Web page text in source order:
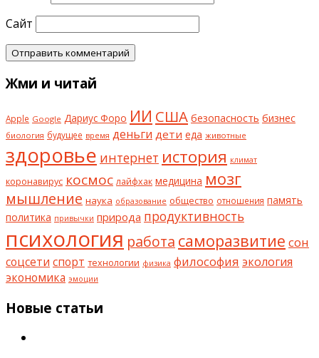
Сайт
Жми и читай
Apple Google Дариус Форо ИИ США безопасность бизнес
биология будущее время деньги дети еда животные
здоровье интернет история климат
коронавирус космос лайфхак медицина мозг
мышление наука образование общество отношения память
политика привычки природа продуктивность
психология работа саморазвитие сон
соцсети спорт технологии физика философия экология
экономика эмоции
Новые статьи